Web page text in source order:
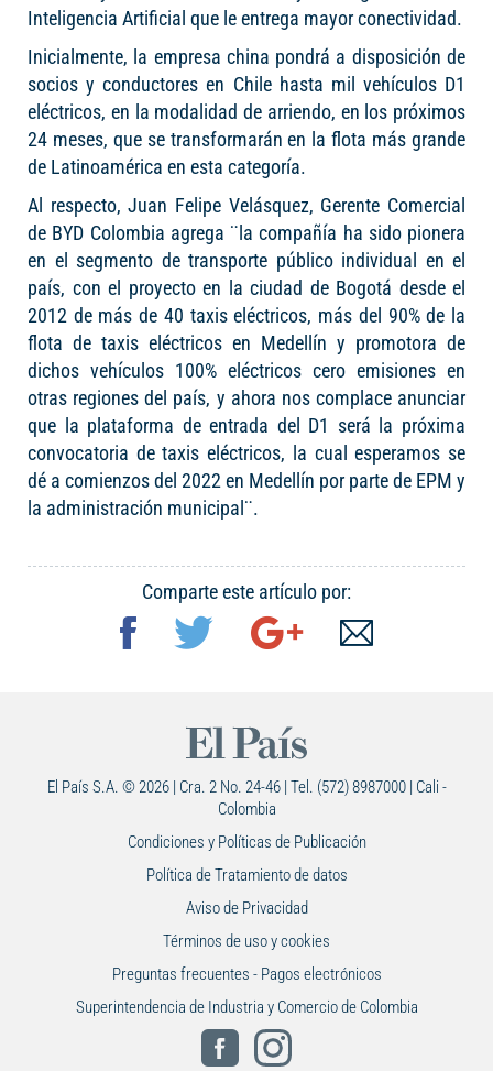
Inteligencia Artificial que le entrega mayor conectividad.
Inicialmente, la empresa china pondrá a disposición de
socios y conductores en Chile hasta mil vehículos D1
eléctricos, en la modalidad de arriendo, en los próximos
24 meses, que se transformarán en la flota más grande
de Latinoamérica en esta categoría.
Al respecto, Juan Felipe Velásquez, Gerente Comercial
de BYD Colombia agrega ¨la compañía ha sido pionera
en el segmento de transporte público individual en el
país, con el proyecto en la ciudad de Bogotá desde el
2012 de más de 40 taxis eléctricos, más del 90% de la
flota de taxis eléctricos en Medellín y promotora de
dichos vehículos 100% eléctricos cero emisiones en
otras regiones del país, y ahora nos complace anunciar
que la plataforma de entrada del D1 será la próxima
convocatoria de taxis eléctricos, la cual esperamos se
dé a comienzos del 2022 en Medellín por parte de EPM y
la administración municipal¨.
Comparte este artículo por:
El País S.A. © 2026 | Cra. 2 No. 24-46 | Tel. (572) 8987000 | Cali -
Colombia
Condiciones y Políticas de Publicación
Política de Tratamiento de datos
Aviso de Privacidad
Términos de uso y cookies
Preguntas frecuentes - Pagos electrónicos
Superintendencia de Industria y Comercio de Colombia